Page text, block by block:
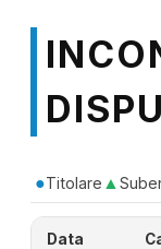
●Titolare ▲
Data